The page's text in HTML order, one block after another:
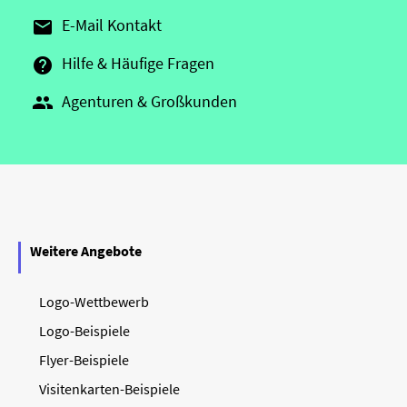
 E-Mail Kontakt
 Hilfe & Häufige Fragen
 Agenturen & Großkunden
Weitere Angebote
Logo-Wettbewerb
Logo-Beispiele
Flyer-Beispiele
Visitenkarten-Beispiele